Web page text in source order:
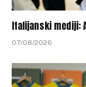
Italijanski mediji:
07/08/2026